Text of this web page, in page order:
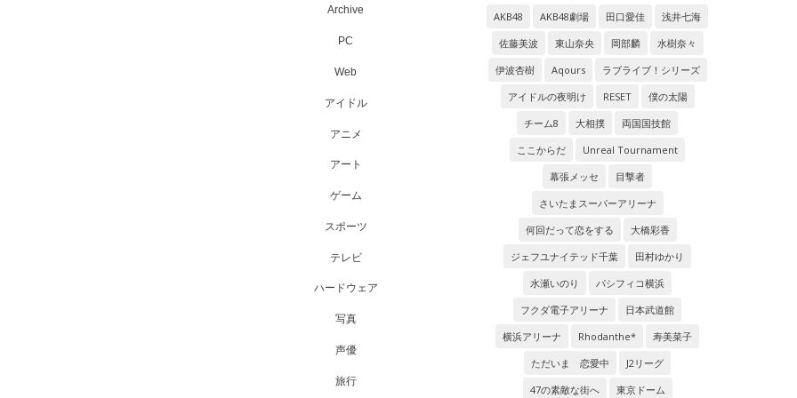
Archive
PC
Web
アイドル
アニメ
アート
ゲーム
スポーツ
テレビ
ハードウェア
写真
声優
旅行
AKB48 AKB48劇場 田口愛佳
浅井七海
佐藤美波
東山奈央 岡部麟
水樹奈々
伊波杏樹
Aqours
ラブライブ！シリーズ
アイドルの夜明け
RESET
僕の太陽
チーム8
大相撲
両国国技館
ここからだ
Unreal Tournament
幕張メッセ
目撃者
さいたまスーパーアリーナ
何回だって恋をする
大橋彩香
ジェフユナイテッド千葉
田村ゆかり
水瀬いのり
パシフィコ横浜
フクダ電子アリーナ
日本武道館
横浜アリーナ
Rhodanthe*
寿美菜子
ただいま 恋愛中
J2リーグ
47の素敵な街へ
東京ドーム